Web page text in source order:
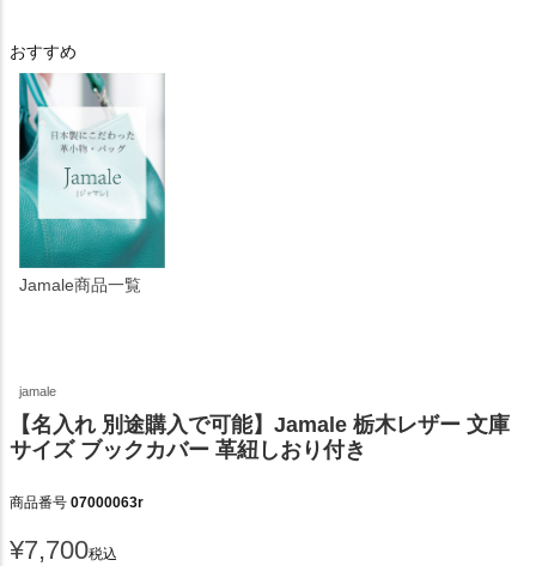
おすすめ
Jamale商品一覧
jamale
【名入れ 別途購入で可能】Jamale 栃木レザー 文庫
サイズ ブックカバー 革紐しおり付き
商品番号 07000063r
¥7,700税込